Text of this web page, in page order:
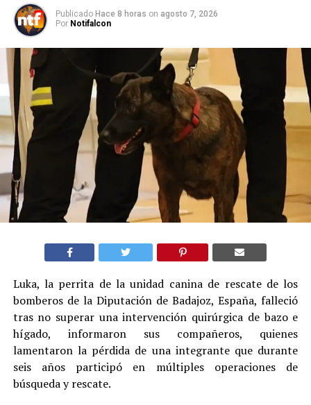
Publicado Hace 8 horas on agosto 7, 2026
Por Notifalcon
Luka, la perrita de la unidad canina de rescate de los
bomberos de la Diputación de Badajoz, España, falleció
tras no superar una intervención quirúrgica de bazo e
hígado, informaron sus compañeros, quienes
lamentaron la pérdida de una integrante que durante
seis años participó en múltiples operaciones de
búsqueda y rescate.